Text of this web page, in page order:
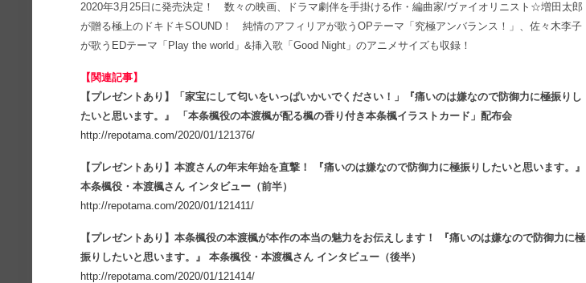
2020年3月25日に発売決定！ 数々の映画、ドラマ劇伴を手掛ける作・編曲家/ヴァイオリニスト☆増田太郎
が贈る極上のドキドキSOUND！ 純情のアフィリアが歌うOPテーマ「究極アンバランス！」、佐々木李子
が歌うEDテーマ「Play the world」&挿入歌「Good Night」のアニメサイズも収録！
【関連記事】
【プレゼントあり】「家宝にして匂いをいっぱいかいでください！」『痛いのは嫌なので防御力に極振りし
たいと思います。』 「本条楓役の本渡楓が配る楓の香り付き本条楓イラストカード」配布会
http://repotama.com/2020/01/121376/
【プレゼントあり】本渡さんの年末年始を直撃！ 『痛いのは嫌なので防御力に極振りしたいと思います。』
本条楓役・本渡楓さん インタビュー（前半）
http://repotama.com/2020/01/121411/
【プレゼントあり】本条楓役の本渡楓が本作の本当の魅力をお伝えします！ 『痛いのは嫌なので防御力に極
振りしたいと思います。』 本条楓役・本渡楓さん インタビュー（後半）
http://repotama.com/2020/01/121414/